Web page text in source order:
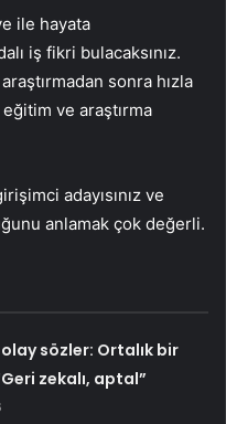
ile hayata
iş fikri bulacaksınız.
sonra hızla
ve araştırma
adayısınız ve
anlamak çok değerli.
olay sözler: Ortalık bir
zekalı, aptal”